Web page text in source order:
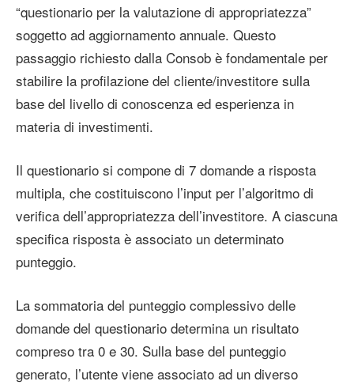
“questionario per la valutazione di appropriatezza”
soggetto ad aggiornamento annuale. Questo
passaggio richiesto dalla Consob è fondamentale per
stabilire la profilazione del cliente/investitore sulla
base del livello di conoscenza ed esperienza in
materia di investimenti.
Il questionario si compone di 7 domande a risposta
multipla, che costituiscono l’input per l’algoritmo di
verifica dell’appropriatezza dell’investitore. A ciascuna
specifica risposta è associato un determinato
punteggio.
La sommatoria del punteggio complessivo delle
domande del questionario determina un risultato
compreso tra 0 e 30. Sulla base del punteggio
generato, l’utente viene associato ad un diverso